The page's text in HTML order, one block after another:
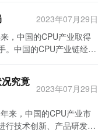
高效、智能化的人力资
业生态环境。通过建立以
产业的发展，实现差异化
投资力度、加强技术创
拥有庞大市场和优秀科
国信息技术的发展提供强
领域的地位。
因此，中国CPU企业需要
量和竞争力。 此外，
球CPU市场是一个竞争
业竞争，争取更多的市
需求。 在未来的
遇。随着科技创新的推
为中国CPU产业提供更
未来实现更好的发展。
持。中国的高等学府也为
批的专业人才。这些人
具备了创新精神和团队
政府支持，中国政府的
展环境；三是人才优势，
才，为CPU产业的发展
平还有一定的差距；二是
场的竞争中逐渐崭露头
其Helio系列处理器在智
场份额。 而中国作
企业布局的重要目标
于CPU的研发与生产。
芯片设计企业，其麒麟
中得到广泛应用。此外，
和嵌入式等几个主要领
能力的需求不断增加，
和大数据技术的快速发
断增加。此外，嵌入式市
联网、汽车电子等领域对
CPU产业提供了良好的
尔、AMD、华为海思、
2023年07月29日
。中国的CPU产业链经过
计公司在技术研发和市场
多家芯片设计公司拥有
。 其次，中国
多家世界一流的集成电
究竟
2023年07月29日
行技术创新、产品研发，